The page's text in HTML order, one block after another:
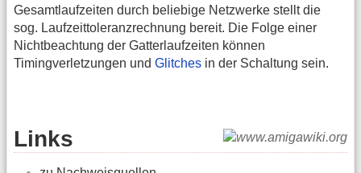
Gesamtlaufzeiten durch beliebige Netzwerke stellt die
sog. Laufzeittoleranzrechnung bereit. Die Folge einer
Nichtbeachtung der Gatterlaufzeiten können
Timingverletzungen und Glitches in der Schaltung sein.
Links